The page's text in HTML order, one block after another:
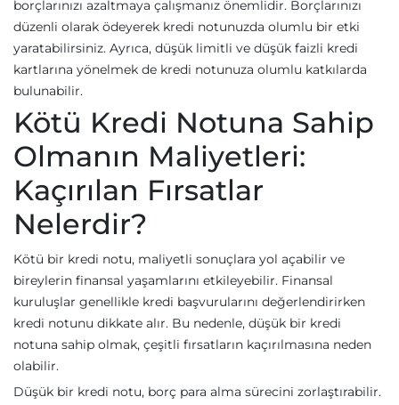
borçlarınızı azaltmaya çalışmanız önemlidir. Borçlarınızı
düzenli olarak ödeyerek kredi notunuzda olumlu bir etki
yaratabilirsiniz. Ayrıca, düşük limitli ve düşük faizli kredi
kartlarına yönelmek de kredi notunuza olumlu katkılarda
bulunabilir.
Kötü Kredi Notuna Sahip
Olmanın Maliyetleri:
Kaçırılan Fırsatlar
Nelerdir?
Kötü bir kredi notu, maliyetli sonuçlara yol açabilir ve
bireylerin finansal yaşamlarını etkileyebilir. Finansal
kuruluşlar genellikle kredi başvurularını değerlendirirken
kredi notunu dikkate alır. Bu nedenle, düşük bir kredi
notuna sahip olmak, çeşitli fırsatların kaçırılmasına neden
olabilir.
Düşük bir kredi notu, borç para alma sürecini zorlaştırabilir.